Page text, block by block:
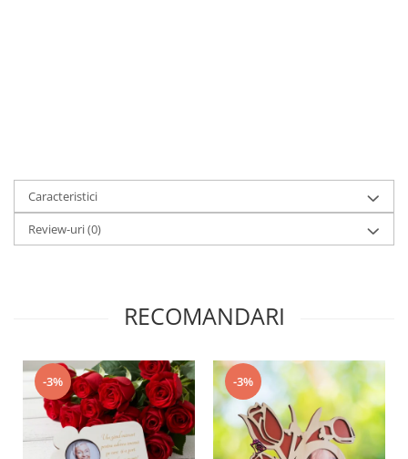
Caracteristici
Review-uri(0)
RECOMANDARI
-3% -3%